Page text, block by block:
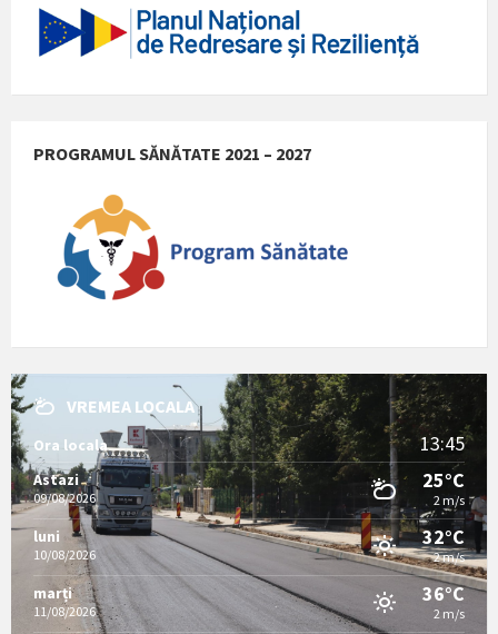
PROGRAMUL SĂNĂTATE 2021 – 2027
VREMEA LOCALA
Ora locala 13:45
Astazi
09/08/2026
25°C
2 m/s
luni
10/08/2026
32°C
2 m/s
marți
11/08/2026
36°C
2 m/s